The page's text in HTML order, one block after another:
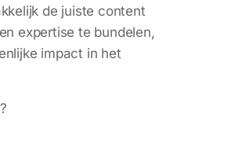
de juiste content
expertise te bundelen,
impact in het